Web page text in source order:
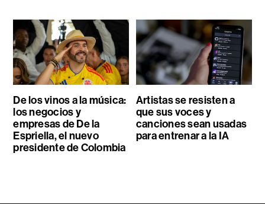
De los vinos a la música:
los negocios y
empresas de De la
Espriella, el nuevo
presidente de Colombia
Artistas se resisten a
que sus voces y
canciones sean usadas
para entrenar a la IA